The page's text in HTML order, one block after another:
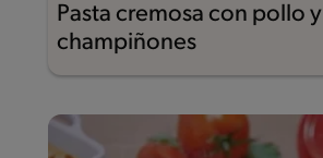
Pasta cremosa con pollo y
champiñones